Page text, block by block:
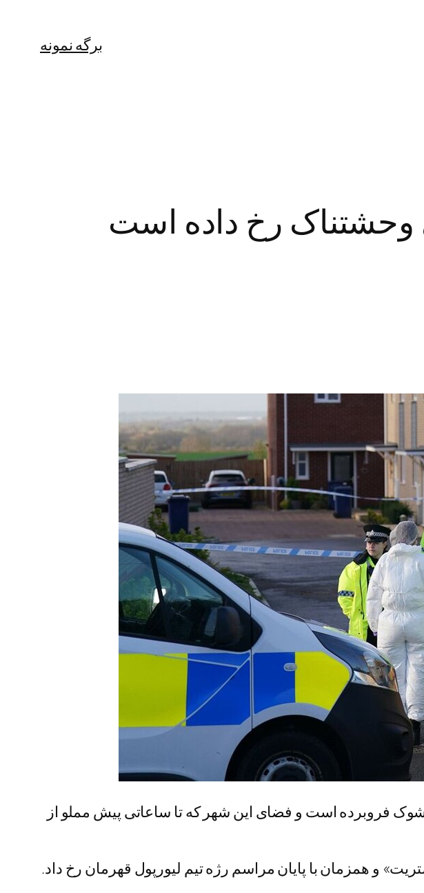
برگه نمونه
وحشتناک رخ داده است
شوک فروبرده است و فضای این شهر که تا ساعاتی پیش مملو از